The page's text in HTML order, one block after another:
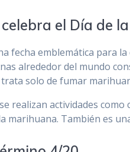
el Día de
fecha emblemática para
alrededor del mundo
solo de fumar
realizan actividades
marihuana. También es